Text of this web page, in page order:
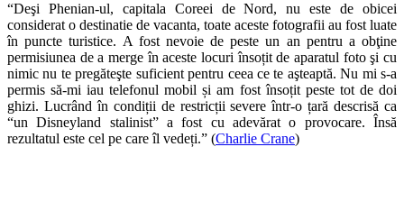
“Deşi Phenian-ul, capitala Coreei de Nord, nu este de obicei
considerat o destinatie de vacanta, toate aceste fotografii au fost luate
în puncte turistice. A fost nevoie de peste un an pentru a obţine
permisiunea de a merge în aceste locuri însoțit de aparatul foto şi cu
nimic nu te pregăteşte suficient pentru ceea ce te aşteaptă. Nu mi s-a
permis să-mi iau telefonul mobil și am fost însoțit peste tot de doi
ghizi. Lucrând în condiții de restricții severe într-o țară descrisă ca
“un Disneyland stalinist” a fost cu adevărat o provocare. Însă
rezultatul este cel pe care îl vedeți.” (Charlie Crane)